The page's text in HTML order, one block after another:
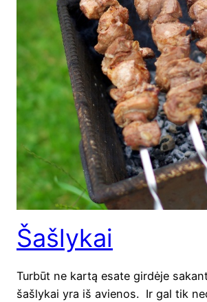
Šašlykai
Tur­būt ne kar­tą esa­te gir­dė­je
šaš­ly­kai yra iš avie­nos. Ir gal tik